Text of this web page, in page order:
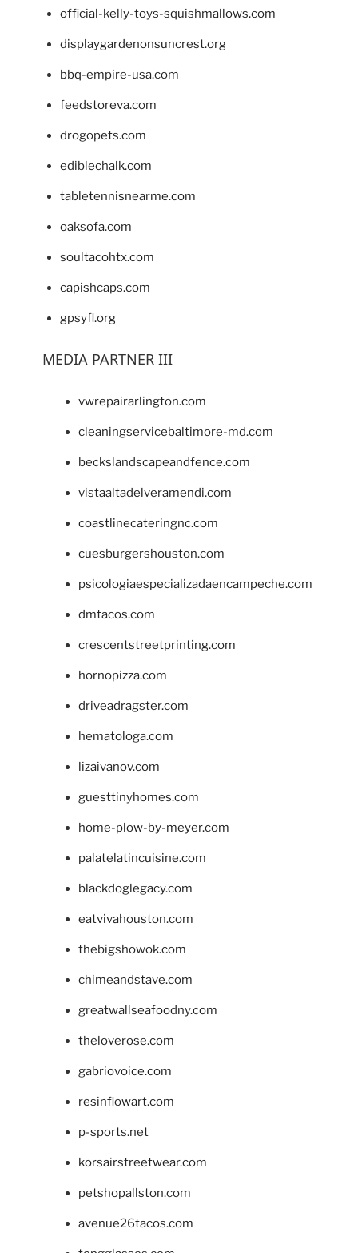
official-kelly-toys-squishmallows.com
displaygardenonsuncrest.org
bbq-empire-usa.com
feedstoreva.com
drogopets.com
ediblechalk.com
tabletennisnearme.com
oaksofa.com
soultacohtx.com
capishcaps.com
gpsyfl.org
MEDIA PARTNER III
vwrepairarlington.com
cleaningservicebaltimore-md.com
beckslandscapeandfence.com
vistaaltadelveramendi.com
coastlinecateringnc.com
cuesburgershouston.com
psicologiaespecializadaencampeche.com
dmtacos.com
crescentstreetprinting.com
hornopizza.com
driveadragster.com
hematologa.com
lizaivanov.com
guesttinyhomes.com
home-plow-by-meyer.com
palatelatincuisine.com
blackdoglegacy.com
eatvivahouston.com
thebigshowok.com
chimeandstave.com
greatwallseafoodny.com
theloverose.com
gabriovoice.com
resinflowart.com
p-sports.net
korsairstreetwear.com
petshopallston.com
avenue26tacos.com